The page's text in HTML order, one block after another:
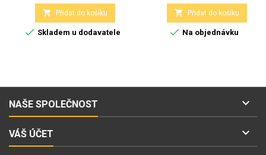
 Přidat do košíku
 Skladem u dodavatele
 Přidat do košíku
 Na objednávku
NAŠE SPOLEČNOST 
VÁŠ ÚČET 